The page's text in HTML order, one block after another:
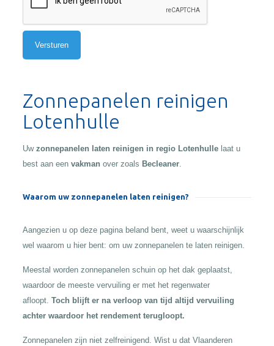
Zonnepanelen reinigen
Lotenhulle
Uw zonnepanelen laten reinigen in regio Lotenhulle laat u
best aan een vakman over zoals Becleaner.
Waarom uw zonnepanelen laten reinigen?
Aangezien u op deze pagina beland bent, weet u waarschijnlijk
wel waarom u hier bent: om uw zonnepanelen te laten reinigen.
Meestal worden zonnepanelen schuin op het dak geplaatst,
waardoor de meeste vervuiling er met het regenwater
afloopt. Toch blijft er na verloop van tijd altijd vervuiling
achter waardoor het rendement terugloopt.
Zonnepanelen zijn niet zelfreinigend. Wist u dat Vlaanderen